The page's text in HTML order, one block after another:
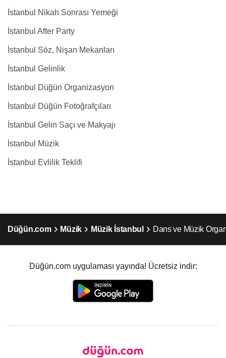
İstanbul Nikah Sonrası Yemeği
İstanbul After Party
İstanbul Söz, Nişan Mekanları
İstanbul Gelinlik
İstanbul Düğün Organizasyon
İstanbul Düğün Fotoğrafçıları
İstanbul Gelin Saçı ve Makyajı
İstanbul Müzik
İstanbul Evlilik Teklifi
Düğün.com Müzik Müzik İstanbul Dans ve Müzik
Düğün.com uygulaması yayında! Ücretsiz indir: